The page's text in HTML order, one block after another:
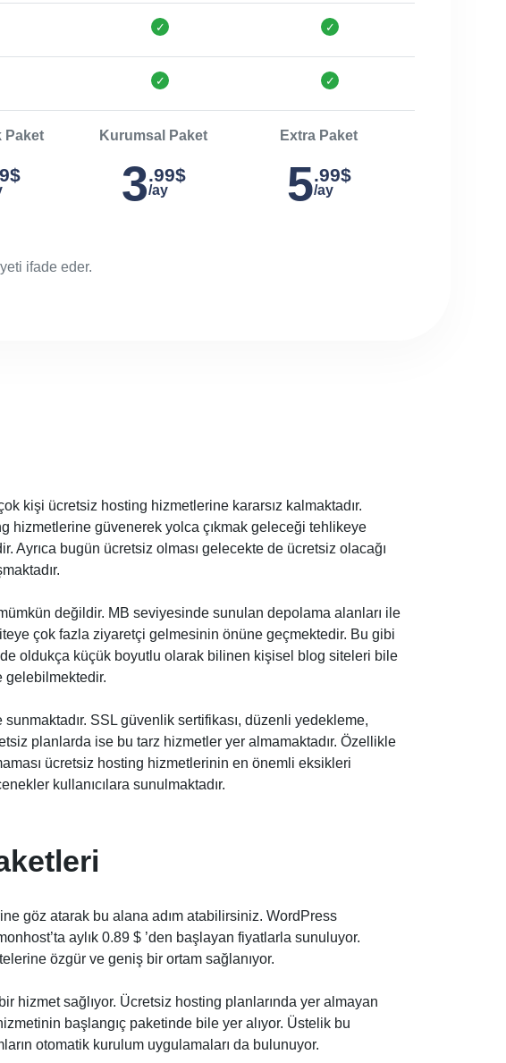
Paket Kurumsal Paket
3.99$
/ay
Extra Paket
5.99$
/ay
ifade eder.
kişi ücretsiz hosting hizmetlerine kararsız kalmaktadır.
hizmetlerine güvenerek yolca çıkmak geleceği tehlikeye
Ayrıca bugün ücretsiz olması gelecekte de ücretsiz olacağı
değildir. MB seviyesinde sunulan depolama alanları ile
çok fazla ziyaretçi gelmesinin önüne geçmektedir. Bu gibi
oldukça küçük boyutlu olarak bilinen kişisel blog siteleri bile
gelebilmektedir.
SSL güvenlik sertifikası, düzenli yedekleme,
planlarda ise bu tarz hizmetler yer almamaktadır. Özellikle
ücretsiz hosting hizmetlerinin en önemli eksikleri
kullanıcılara sunulmaktadır.
göz atarak bu alana adım atabilirsiniz. WordPress
aylık 0.89 $ ’den başlayan fiyatlarla sunuluyor.
özgür ve geniş bir ortam sağlanıyor.
hizmet sağlıyor. Ücretsiz hosting planlarında yer almayan
başlangıç paketinde bile yer alıyor. Üstelik bu
otomatik kurulum uygulamaları da bulunuyor.